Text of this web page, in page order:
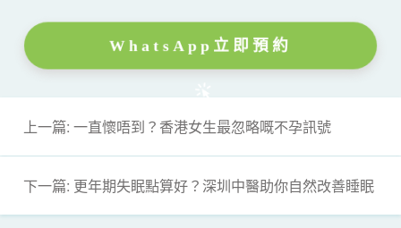
WhatsApp立即預約
上一篇: 一直懷唔到？香港女生最忽略嘅不孕訊號
下一篇: 更年期失眠點算好？深圳中醫助你自然改善睡眠